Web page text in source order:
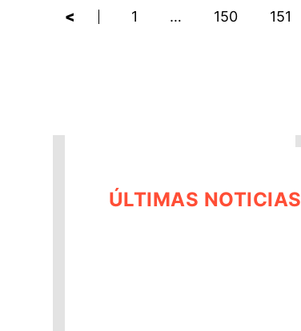
< 1 … 150 151
ÚLTIMAS NOTICIAS